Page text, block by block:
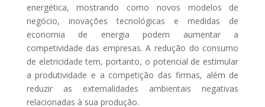
energética, mostrando como novos modelos de
negócio, inovações tecnológicas e medidas de
economia de energia podem aumentar a
competividade das empresas. A redução do consumo
de eletricidade tem, portanto, o potencial de estimular
a produtividade e a competição das firmas, além de
reduzir as externalidades ambientais negativas
relacionadas à sua produção.